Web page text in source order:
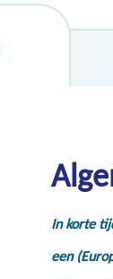
In korte
een